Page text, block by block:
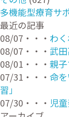
多機能型療育サ
最近の記事
08/07・・・ わ
08/07・・・ 武
08/01・・・ 親
07/31・・・ 命
習」
07/30・・・ 児